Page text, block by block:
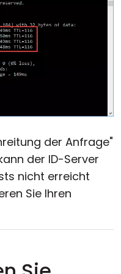
der Anfrage"
der ID-Server
nicht erreicht
Sie Ihren